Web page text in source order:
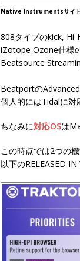
Native Instrumentsサイト
808タイプのkick,
iZotope Ozone仕様
Beatsource
Beatportの
個人的にはTidalに対
ちなみに対応OSは
この時点では2つの
以下のRELEASED